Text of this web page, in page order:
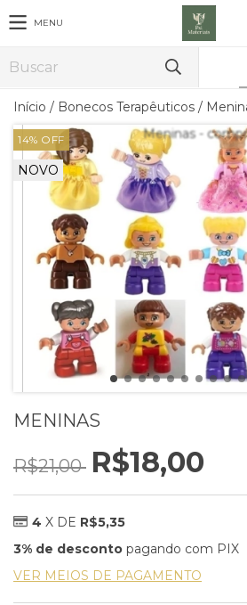
MENU
Início / Bonecos Terapêuticos /
14% OFF
NOVO
MENINAS
R$21,00 R$18,00
4 X DE R$5,35
3% de desconto pagando com PIX
VER MEIOS DE PAGAMENTO